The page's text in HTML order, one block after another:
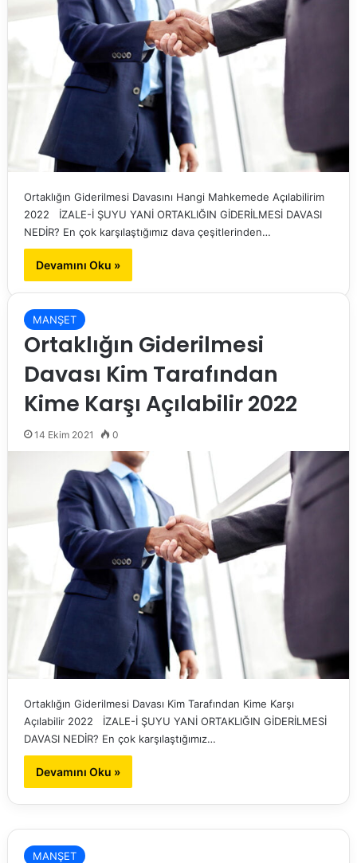
Ortaklığın Giderilmesi Davasını Hangi Mahkemede Açılabilirim
2022 İZALE-İ ŞUYU YANİ ORTAKLIĞIN GİDERİLMESİ DAVASI
NEDİR? En çok karşılaştığımız dava çeşitlerinden…
Devamını Oku »
MANŞET
Ortaklığın Giderilmesi
Davası Kim Tarafından
Kime Karşı Açılabilir 2022
14 Ekim 2021 0
Ortaklığın Giderilmesi Davası Kim Tarafından Kime Karşı
Açılabilir 2022 İZALE-İ ŞUYU YANİ ORTAKLIĞIN GİDERİLMESİ
DAVASI NEDİR? En çok karşılaştığımız…
Devamını Oku »
MANŞET